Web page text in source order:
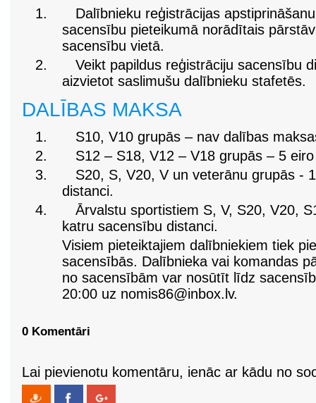
1.
Dalībnieku reģistrācijas
sacensību pieteikumā norādītais
sacensību vietā.
2.
Veikt papildus reģistrāciju sacensību
aizvietot saslimušu dalībnieku stafetēs.
DALĪBAS MAKSA
1.
S10, V10 grupās – nav dalības
2.
S12 – S18, V12 – V18 grupās – 5
3.
S20, S, V20, V un veterānu grupās -
distanci.
4.
Ārvalstu sportistiem S, V, S20, V20,
katru sacensību distanci.
Visiem pieteiktajiem dalībniekiem tiek
sacensībās. Dalībnieka vai komandas
no sacensībām var nosūtīt līdz
20:00 uz nomis86@inbox.lv.
0 Komentāri
Lai pievienotu komentāru, ienāc ar kādu no